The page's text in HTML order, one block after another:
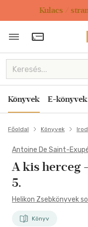
Kulacs /
Törzsvásárlói
Könyvek E-könyvek
Főoldal Könyvek
Antoine De Saint-
A kis herceg
5.
Helikon Zsebkönyvek
Könyv